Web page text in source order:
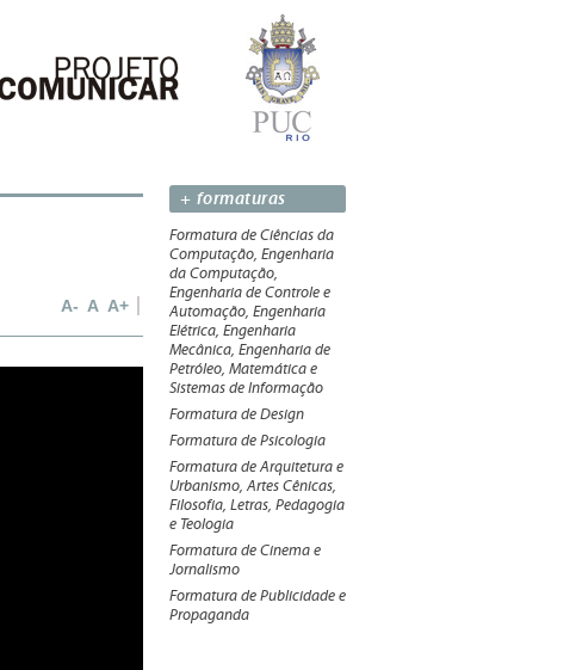
A- A A+
+ formaturas
Formatura de Ciências da
Computação, Engenharia
da Computação,
Engenharia de Controle e
Automação, Engenharia
Elétrica, Engenharia
Mecânica, Engenharia de
Petróleo, Matemática e
Sistemas de Informação
Formatura de Design
Formatura de Psicologia
Formatura de Arquitetura e
Urbanismo, Artes Cênicas,
Filosofia, Letras, Pedagogia
e Teologia
Formatura de Cinema e
Jornalismo
Formatura de Publicidade e
Propaganda